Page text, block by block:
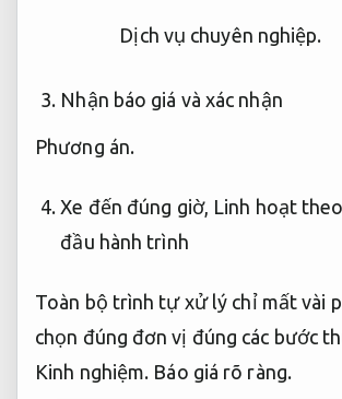
Dịch vụ chuyên nghiệp.
Nhận báo giá và xác nhận
Phương án.
Xe đến đúng giờ, Linh hoạt
đầu hành trình
Toàn bộ trình tự xử lý chỉ mất vài
chọn đúng đơn vị đúng các bước
Kinh nghiệm. Báo giá rõ ràng.